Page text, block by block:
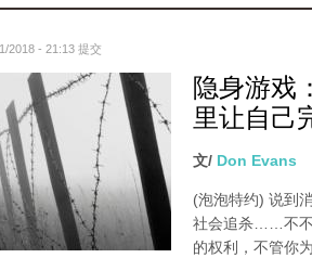
2018 - 21:13 提交
隐身游戏
里让自己
文/ Don Evans
(泡泡特约) 说到
社会追杀……不不
的权利，不管你